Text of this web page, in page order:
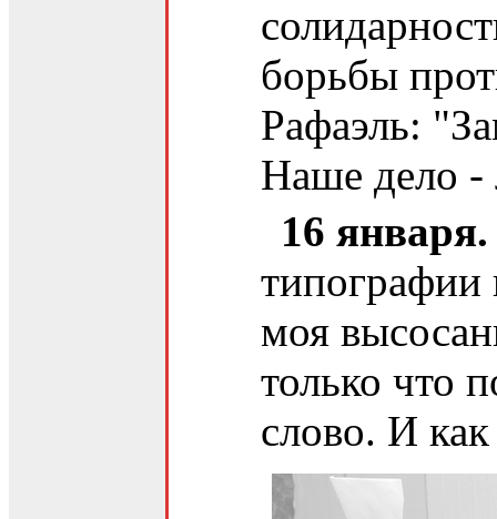
борьбы
Рафаэль:
Наше дело -
16 января.
типографии
моя
только что
слово. И как